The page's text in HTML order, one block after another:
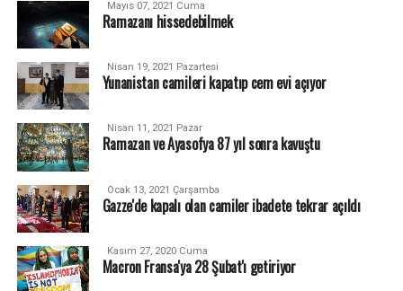
Mayıs 07, 2021 Cuma
Ramazanı hissedebilmek
Nisan 19, 2021 Pazartesi
Yunanistan camileri kapatıp cem evi açıyor
Nisan 11, 2021 Pazar
Ramazan ve Ayasofya 87 yıl sonra kavuştu
Ocak 13, 2021 Çarşamba
Gazze'de kapalı olan camiler ibadete tekrar açıldı
Kasım 27, 2020 Cuma
Macron Fransa'ya 28 Şubat'ı getiriyor